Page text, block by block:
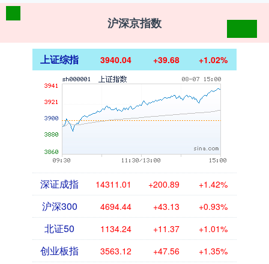
沪深京指数
上证综指 3940.04 +39.68 +1.02%
深证成指 14311.01 +200.89 +1.42%
沪深300 4694.44 +43.13 +0.93%
北证50 1134.24 +11.37 +1.01%
创业板指 3563.12 +47.56 +1.35%